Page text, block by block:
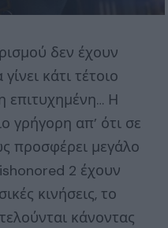
δεν έχουν
κάτι τέτοιο
επιτυχημένη… Η
γρήγορη απ’ ότι σε
προσφέρει μεγάλο
2 έχουν
κινήσεις, το
κάνοντας